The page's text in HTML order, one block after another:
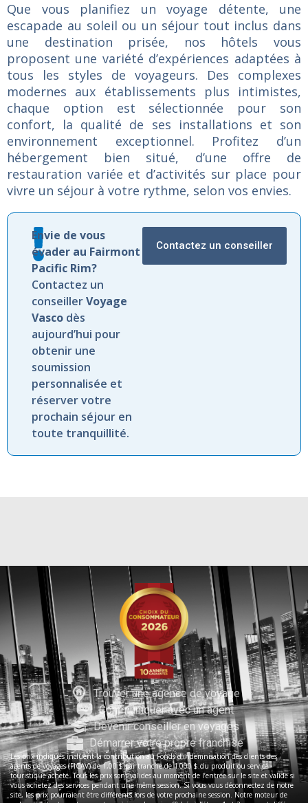
Que vous planifiez un voyage détente, une
escapade au soleil ou un séjour tout inclus dans
une destination prisée, nos hôtelsvous
proposent une variété d’expériences adaptées à
tous les styles de voyageurs. Des complexes
modernes aux établissements plus intimistes,
chaque option est sélectionnée pour son
confort, la qualité de ses installations et son
environnement exceptionnel. Profitez d’un
hébergement bien situé, d’une offre de
restauration variée et d’activités sur place pour
vivre un séjour à votre rythme, selon vos envies.
Envie de vous
évader au Fairmont
Pacific Rim?
Contactez un
conseillerVoyage
Vasco dès
aujourd’hui pour
obtenir une
soumission
personnalisée et
réserver votre
prochain séjour en
toute tranquillité.
Contactez un conseiller
Trouver une agence de voyage
Communiquer avec un agent
Devenir conseiller en voyages
Démarrer votre propre franchise
Les prix indiqués incluent la contribution au Fonds d’indemnisation des clients des
agents de voyages (FICAV) de 1,00 $ par tranche de 1 000 $ du produit ou service
touristique acheté. Tous les prix sont valides au moment de l’entrée sur le site et valide si
vous achetez des services pendant une même session. Si vous vous déconnectez de notre
site, les prix pourraient être différents lors de votre prochaine session. Notre moteur de